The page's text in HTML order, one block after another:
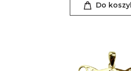
Do